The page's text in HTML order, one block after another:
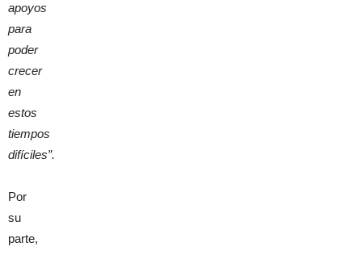
apoyos
para
poder
crecer
en
estos
tiempos
difíciles”.
Por
su
parte,